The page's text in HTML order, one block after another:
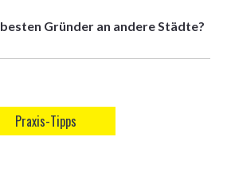
Gründer an andere Städte?
Praxis-Tipps